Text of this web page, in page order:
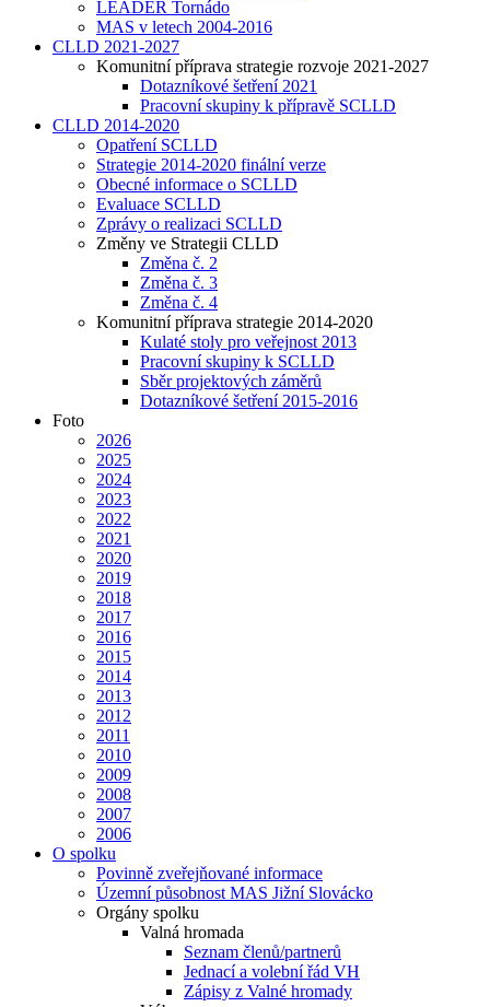
LEADER Tornádo
MAS v letech 2004-2016
CLLD 2021-2027
Komunitní příprava strategie rozvoje 2021-2027
Dotazníkové šetření 2021
Pracovní skupiny k přípravě SCLLD
CLLD 2014-2020
Opatření SCLLD
Strategie 2014-2020 finální verze
Obecné informace o SCLLD
Evaluace SCLLD
Zprávy o realizaci SCLLD
Změny ve Strategii CLLD
Změna č. 2
Změna č. 3
Změna č. 4
Komunitní příprava strategie 2014-2020
Kulaté stoly pro veřejnost 2013
Pracovní skupiny k SCLLD
Sběr projektových záměrů
Dotazníkové šetření 2015-2016
Foto
2026
2025
2024
2023
2022
2021
2020
2019
2018
2017
2016
2015
2014
2013
2012
2011
2010
2009
2008
2007
2006
O spolku
Povinně zveřejňované informace
Územní působnost MAS Jižní Slovácko
Orgány spolku
Valná hromada
Seznam členů/partnerů
Jednací a volební řád VH
Zápisy z Valné hromady